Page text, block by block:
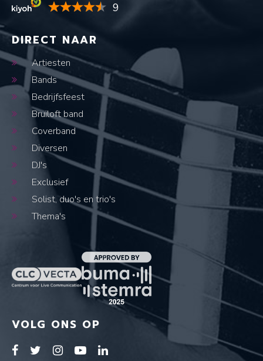
9
DIRECT NAAR
Artiesten
Bands
Bedrijfsfeest
Bruiloft band
Coverband
Diversen
DJ's
Exclusief
Solist, duo's en trio's
Thema's
VOLG ONS OP